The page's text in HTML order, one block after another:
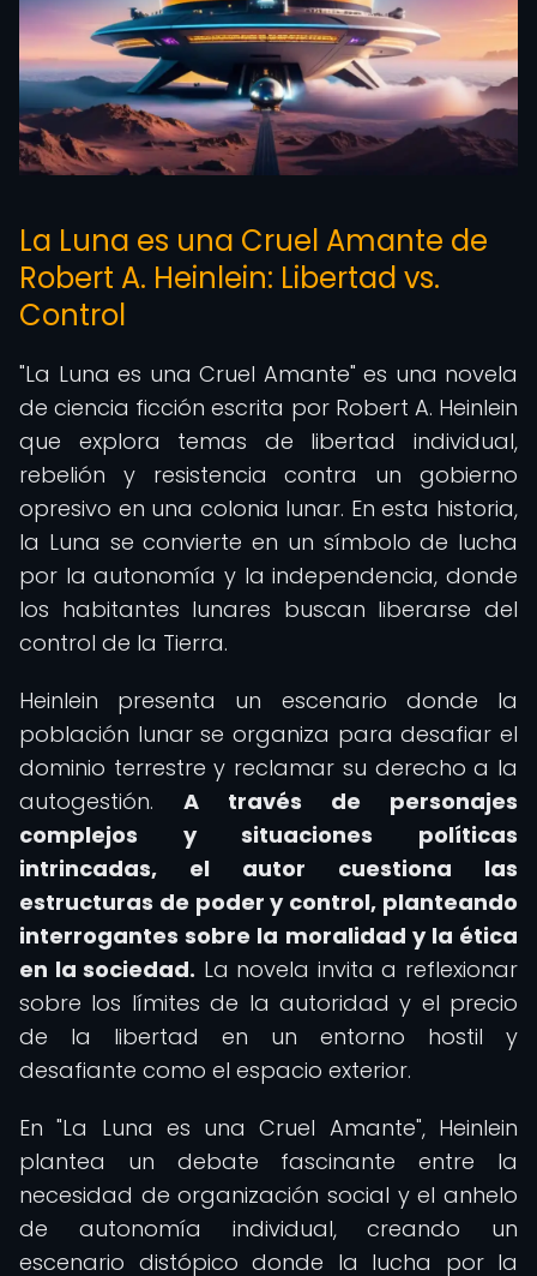
La Luna es una Cruel Amante de
Robert A. Heinlein: Libertad vs.
Control
"La Luna es una Cruel Amante" es una novela
de ciencia ficción escrita por Robert A. Heinlein
que explora temas de libertad individual,
rebelión y resistencia contra un gobierno
opresivo en una colonia lunar. En esta historia,
la Luna se convierte en un símbolo de lucha
por la autonomía y la independencia, donde
los habitantes lunares buscan liberarse del
control de la Tierra.
Heinlein presenta un escenario donde la
población lunar se organiza para desafiar el
dominio terrestre y reclamar su derecho a la
autogestión. A través de personajes
complejos y situaciones políticas
intrincadas, el autor cuestiona las
estructuras de poder y control, planteando
interrogantes sobre la moralidad y la ética
en la sociedad. La novela invita a reflexionar
sobre los límites de la autoridad y el precio
de la libertad en un entorno hostil y
desafiante como el espacio exterior.
En "La Luna es una Cruel Amante", Heinlein
plantea un debate fascinante entre la
necesidad de organización social y el anhelo
de autonomía individual, creando un
escenario distópico donde la lucha por la